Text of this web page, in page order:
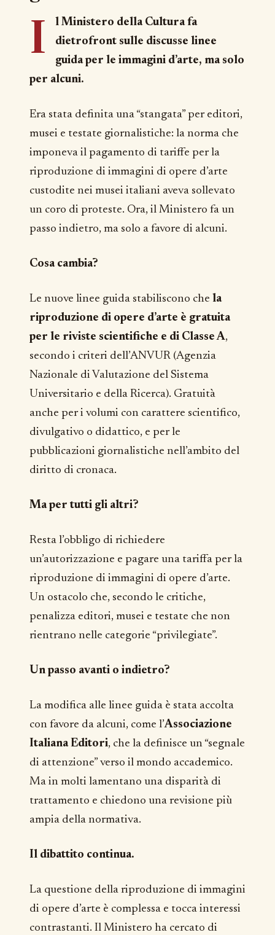
I
l Ministero della Cultura fa
dietrofront sulle discusse linee
guida per le immagini d’arte, ma solo
per alcuni.
Era stata definita una “stangata” per editori,
musei e testate giornalistiche: la norma che
imponeva il pagamento di tariffe per la
riproduzione di immagini di opere d’arte
custodite nei musei italiani aveva sollevato
un coro di proteste. Ora, il Ministero fa un
passo indietro, ma solo a favore di alcuni.
Cosa cambia?
Le nuove linee guida stabiliscono che la
riproduzione di opere d’arte è gratuita
per le riviste scientifiche e di Classe A,
secondo i criteri dell’ANVUR (Agenzia
Nazionale di Valutazione del Sistema
Universitario e della Ricerca). Gratuità
anche per i volumi con carattere scientifico,
divulgativo o didattico, e per le
pubblicazioni giornalistiche nell’ambito del
diritto di cronaca.
Ma per tutti gli altri?
Resta l’obbligo di richiedere
un’autorizzazione e pagare una tariffa per la
riproduzione di immagini di opere d’arte.
Un ostacolo che, secondo le critiche,
penalizza editori, musei e testate che non
rientrano nelle categorie “privilegiate”.
Un passo avanti o indietro?
La modifica alle linee guida è stata accolta
con favore da alcuni, come l’Associazione
Italiana Editori, che la definisce un “segnale
di attenzione” verso il mondo accademico.
Ma in molti lamentano una disparità di
trattamento e chiedono una revisione più
ampia della normativa.
Il dibattito continua.
La questione della riproduzione di immagini
di opere d’arte è complessa e tocca interessi
contrastanti. Il Ministero ha cercato di